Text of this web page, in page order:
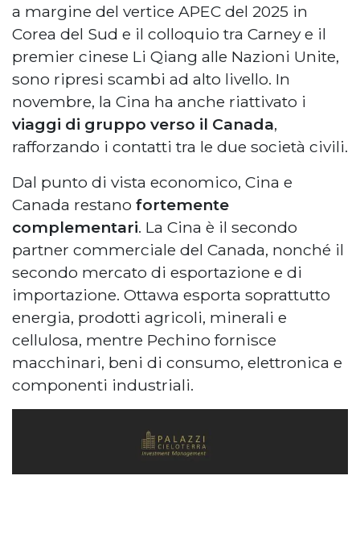
a margine del vertice APEC del 2025 in
Corea del Sud e il colloquio tra Carney e il
premier cinese Li Qiang alle Nazioni Unite,
sono ripresi scambi ad alto livello. In
novembre, la Cina ha anche riattivato i
viaggi di gruppo verso il Canada,
rafforzando i contatti tra le due società civili.
Dal punto di vista economico, Cina e
Canada restano fortemente
complementari. La Cina è il secondo
partner commerciale del Canada, nonché il
secondo mercato di esportazione e di
importazione. Ottawa esporta soprattutto
energia, prodotti agricoli, minerali e
cellulosa, mentre Pechino fornisce
macchinari, beni di consumo, elettronica e
componenti industriali.